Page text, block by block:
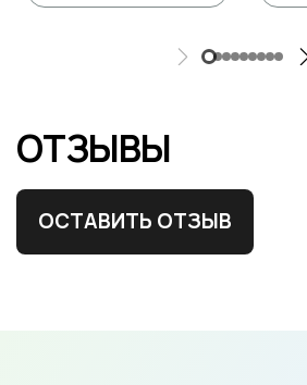
ОТЗЫВЫ
ОСТАВИТЬ ОТЗЫВ